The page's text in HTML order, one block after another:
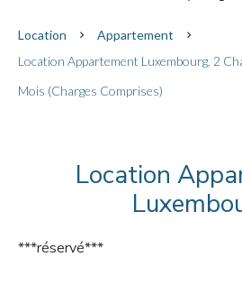
Location
Appartement
Location Appartement Luxembourg, 2
Mois (Charges Comprises)
Location
***réservé***